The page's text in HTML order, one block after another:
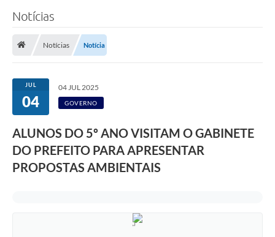
Transparência
Editais
Listas de Espera - Unidade Básica de Saúde
Defesa Civil
Notícias
Notícias Notícia
JUL
04
04 JUL 2025
GOVERNO
ALUNOS DO 5º ANO VISITAM O GABINETE
DO PREFEITO PARA APRESENTAR
PROPOSTAS AMBIENTAIS